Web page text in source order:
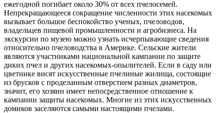
ежегодной погибает около 30% от всех пчелосемей.
Непрекращающееся сокращение численности этих насекомых
вызывает большое беспокойство ученых, пчеловодов,
владельцев пищевой промышленности и агробизнеса. На
экскурсии по музею можно узнать исчерпывающие сведения
относительно пчеловодства в Америке. Сельские жители
являются участниками национальной кампании по защите
диких пчел и других насекомых-опылителей. Если в саду или
цветнике висят искусственные пчелиные жилища, состоящие
из брусков с проделанным отверстием разных диаметров,
значит, его хозяин имеет непосредственное отношение к
кампании защиты насекомых. Многие из этих искусственных
домиков заселяются самыми настоящими пчелами.